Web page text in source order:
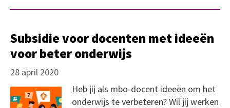
Subsidie voor docenten met ideeën
voor beter onderwijs
28 april 2020
Heb jij als mbo-docent ideeën om het
onderwijs te verbeteren? Wil jij werken